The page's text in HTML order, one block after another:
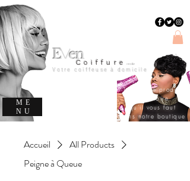
Even
Coiffure evencoiffure
Votre coiffeuse à domicile
Trouvez le produit
capillaire
qu'il vous faut
dans notre boutique
ME
NU
Accueil
All Products
Peigne à Queue